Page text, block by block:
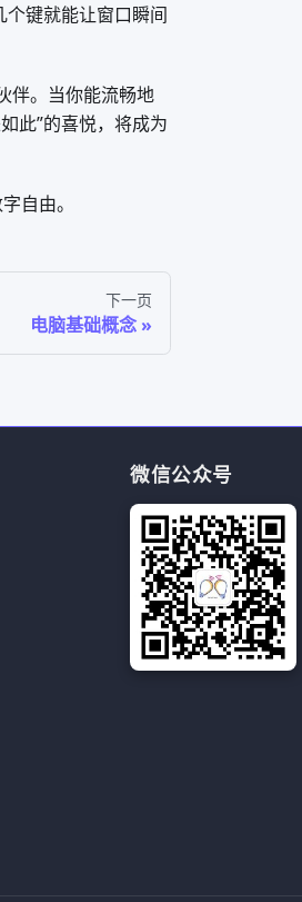
个键就能让窗口瞬间
伴。当你能流畅地
此”的喜悦，将成为
自由。
下一页
电脑基础概念
微信公众号